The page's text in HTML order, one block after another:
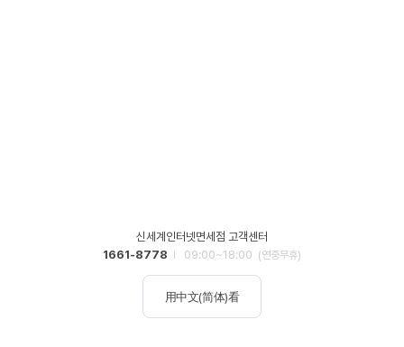
신세계인터넷면세점 고객센터
1661-8778
09:00~18:00 (연중무휴)
用中文(简体)看